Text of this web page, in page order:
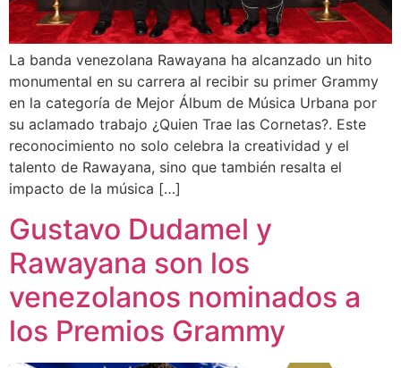
La banda venezolana Rawayana ha alcanzado un hito
monumental en su carrera al recibir su primer Grammy
en la categoría de Mejor Álbum de Música Urbana por
su aclamado trabajo ¿Quien Trae las Cornetas?. Este
reconocimiento no solo celebra la creatividad y el
talento de Rawayana, sino que también resalta el
impacto de la música […]
Gustavo Dudamel y
Rawayana son los
venezolanos nominados a
los Premios Grammy